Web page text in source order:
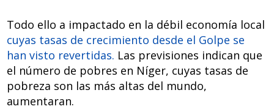
Todo ello a impactado en la débil economía local
cuyas tasas de crecimiento desde el Golpe se
han visto revertidas. Las previsiones indican que
el número de pobres en Níger, cuyas tasas de
pobreza son las más altas del mundo,
aumentaran.